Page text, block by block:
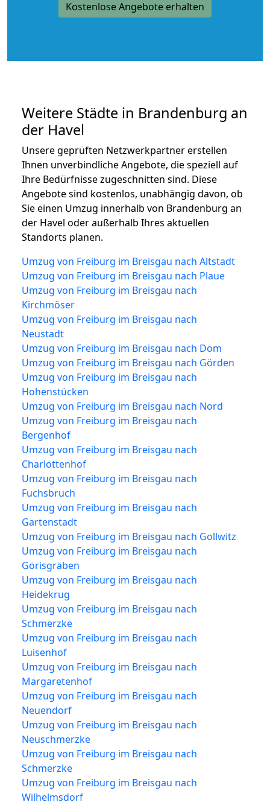
Kostenlose Angebote erhalten
Weitere Städte in Brandenburg an
der Havel
Unsere geprüften Netzwerkpartner erstellen
Ihnen unverbindliche Angebote, die speziell auf
Ihre Bedürfnisse zugeschnitten sind. Diese
Angebote sind kostenlos, unabhängig davon, ob
Sie einen Umzug innerhalb von Brandenburg an
der Havel oder außerhalb Ihres aktuellen
Standorts planen.
Umzug von Freiburg im Breisgau nach Altstadt
Umzug von Freiburg im Breisgau nach Plaue
Umzug von Freiburg im Breisgau nach
Kirchmöser
Umzug von Freiburg im Breisgau nach
Neustadt
Umzug von Freiburg im Breisgau nach Dom
Umzug von Freiburg im Breisgau nach Görden
Umzug von Freiburg im Breisgau nach
Hohenstücken
Umzug von Freiburg im Breisgau nach Nord
Umzug von Freiburg im Breisgau nach
Bergenhof
Umzug von Freiburg im Breisgau nach
Charlottenhof
Umzug von Freiburg im Breisgau nach
Fuchsbruch
Umzug von Freiburg im Breisgau nach
Gartenstadt
Umzug von Freiburg im Breisgau nach Gollwitz
Umzug von Freiburg im Breisgau nach
Görisgräben
Umzug von Freiburg im Breisgau nach
Heidekrug
Umzug von Freiburg im Breisgau nach
Schmerzke
Umzug von Freiburg im Breisgau nach
Luisenhof
Umzug von Freiburg im Breisgau nach
Margaretenhof
Umzug von Freiburg im Breisgau nach
Neuendorf
Umzug von Freiburg im Breisgau nach
Neuschmerzke
Umzug von Freiburg im Breisgau nach
Schmerzke
Umzug von Freiburg im Breisgau nach
Wilhelmsdorf